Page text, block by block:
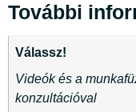
További
Válassz!
Videók és a
konzultációval